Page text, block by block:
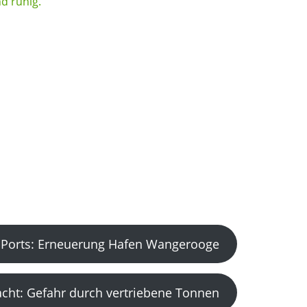
Erneuerung Hafen Wangerooge
Gefahr durch vertriebene Tonnen